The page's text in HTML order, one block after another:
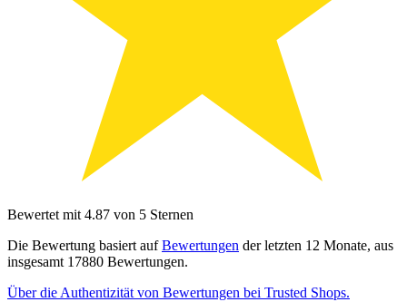
Bewertet mit 4.87 von 5 Sternen
Die Bewertung basiert aufBewertungen der letzten 12 Monate, aus
insgesamt 17880 Bewertungen.
Über die Authentizität von Bewertungen bei Trusted Shops.